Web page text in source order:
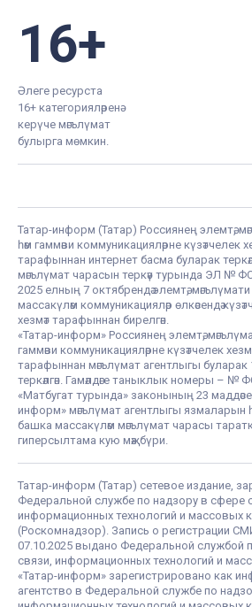
16+
Әлеге ресурста
16+ категорияләренә
керүче мәгълүмат
булырга мөмкин.
Татар-информ (Татар) Россиянең элемтә,
һәм гаммәви коммуникацияләрне күзәтчелек
тарафыннан интернет басма буларак
мәгълүмат чарасын теркәү турында ЭЛ №
2025 елның 7 октябрендә элемтә, мәгълүмати
массакүләм коммуникацияләр өлкәсендә
хезмәт тарафыннан бирелгән.
«Татар-информ» Россиянең элемтә,
гаммәви коммуникацияләрне күзәтчелек
тарафыннан мәгълүмат агентлыгы буларак
теркәлгән. Гамәлдәге таныклык номеры – №
«Матбугат турында» законының 23
информ» мәгълүмат агентлыгы язмаларын
башка массакүләм мәгълүмат чарасы
гиперсылтама кую мәҗбүри.
Татар-информ (Татар) сетевое издание,
Федеральной службе по надзору в сфере
информационных технологий и массовых
(Роскомнадзор). Запись о регистрации
07.10.2025 выдано Федеральной службой
связи, информационных технологий и
«Татар-информ» зарегистрировано как
агентство в Федеральной службе по